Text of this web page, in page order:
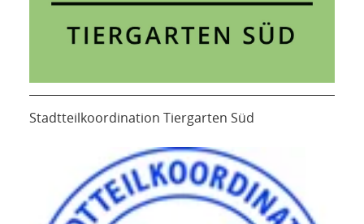
Stadtteilkoordination Tiergarten Süd